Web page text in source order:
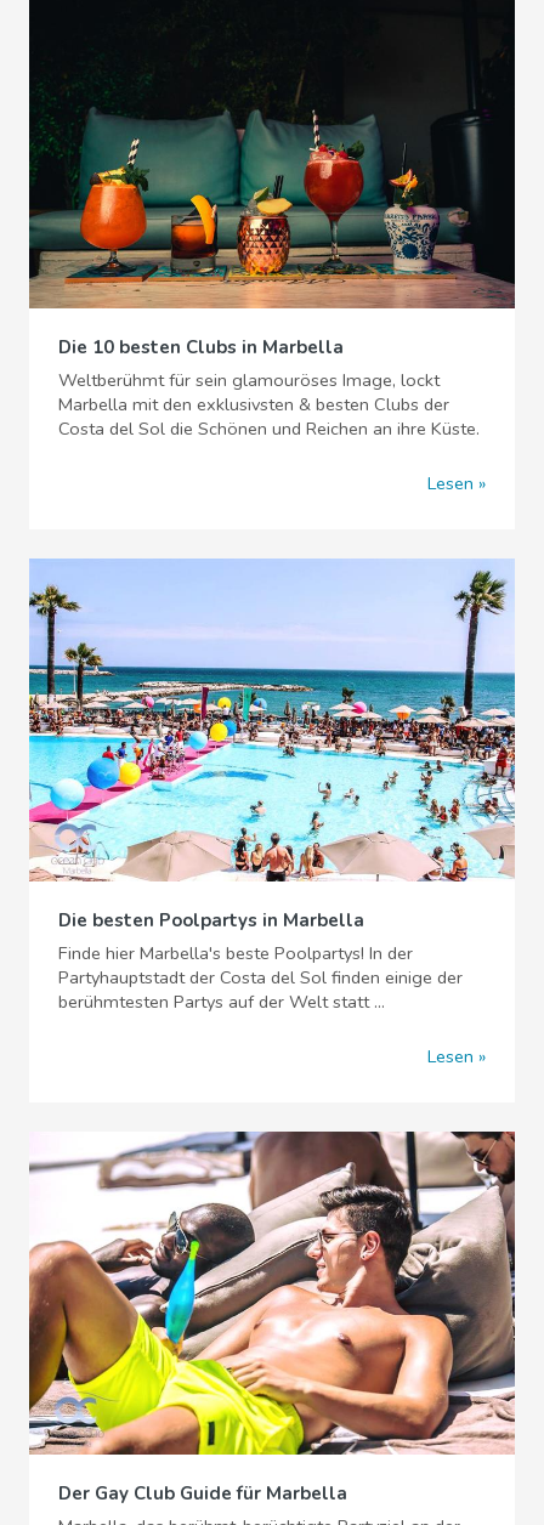
Die 10 besten Clubs in Marbella
Weltberühmt für sein glamouröses Image, lockt
Marbella mit den exklusivsten & besten Clubs der
Costa del Sol die Schönen und Reichen an ihre Küste.
Lesen
Die besten Poolpartys in Marbella
Finde hier Marbella's beste Poolpartys! In der
Partyhauptstadt der Costa del Sol finden einige der
berühmtesten Partys auf der Welt statt ...
Lesen
Der Gay Club Guide für Marbella